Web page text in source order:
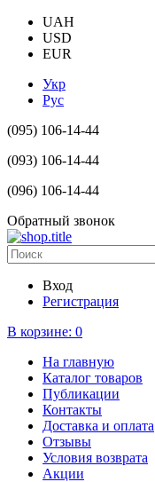
UAH
USD
EUR
Укр
Рус
(095) 106-14-44
(093) 106-14-44
(096) 106-14-44
Обратный звонок
Вход
Регистрация
В корзине: 0
На главную
Каталог товаров
Публикации
Контакты
Доставка и оплата
Отзывы
Условия возврата
Акции